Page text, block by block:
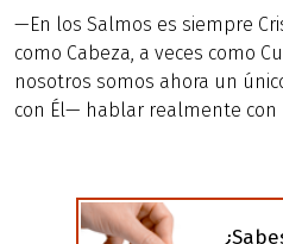
—En los Salmos es siempre
como Cabeza, a veces como
nosotros somos ahora un
con Él— hablar realmente con